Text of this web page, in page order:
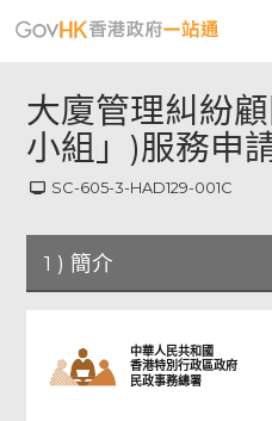
大廈管理糾紛
小組」)服務申
SC-605-3-HAD129-001C
1 ) 簡介
中華人民共和國
香港特別行政區政府
民政事務總署